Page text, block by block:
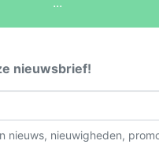
nieuwsbrief!
nieuws, nieuwigheden,